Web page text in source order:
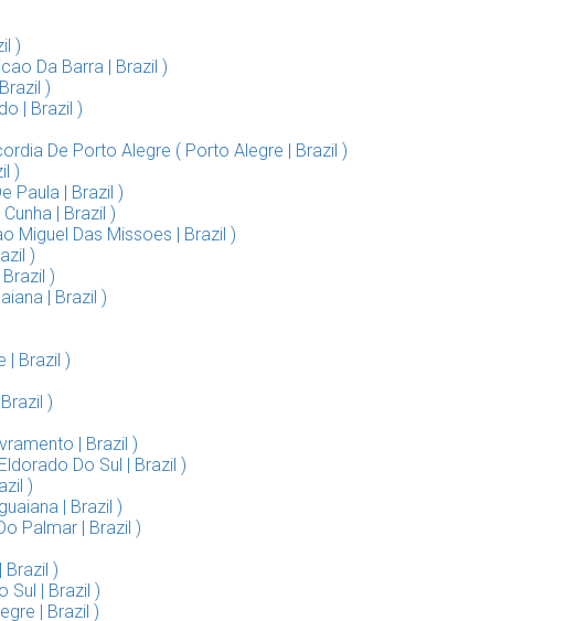
)
Da Barra | Brazil )
)
| Brazil )
De Porto Alegre ( Porto Alegre | Brazil )
)
Paula | Brazil )
| Brazil )
Miguel Das Missoes | Brazil )
)
)
| Brazil )
| Brazil )
)
| Brazil )
Do Sul | Brazil )
)
| Brazil )
Palmar | Brazil )
Brazil )
Sul | Brazil )
| Brazil )